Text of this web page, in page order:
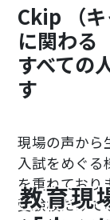
教育現
Ckip （
に関わる
すべての
す
現場の声から
入試をめぐる
を重ねており
受験校だけで